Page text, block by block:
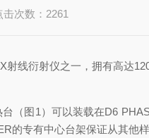
击次数：2261
射线衍射仪之一，拥有高达
（图1）可以装载在D6
的专有中心台架保证从其他